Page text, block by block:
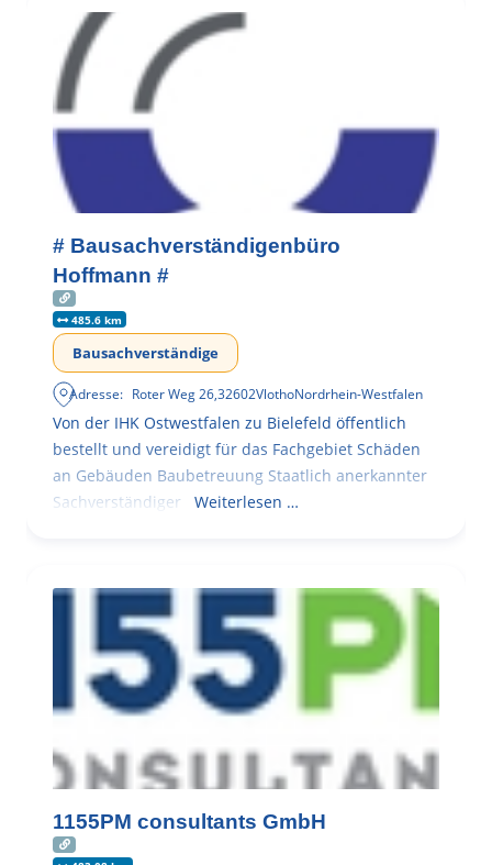
# Bausachverständigenbüro
Hoffmann #
485.6 km
Bausachverständige
Adresse: Roter Weg 26,32602VlothoNordrhein-Westfalen
Von der IHK Ostwestfalen zu Bielefeld öffentlich
bestellt und vereidigt für das Fachgebiet Schäden
an Gebäuden Baubetreuung Staatlich anerkannter
Sachverständiger
Weiterlesen …
1155PM consultants GmbH